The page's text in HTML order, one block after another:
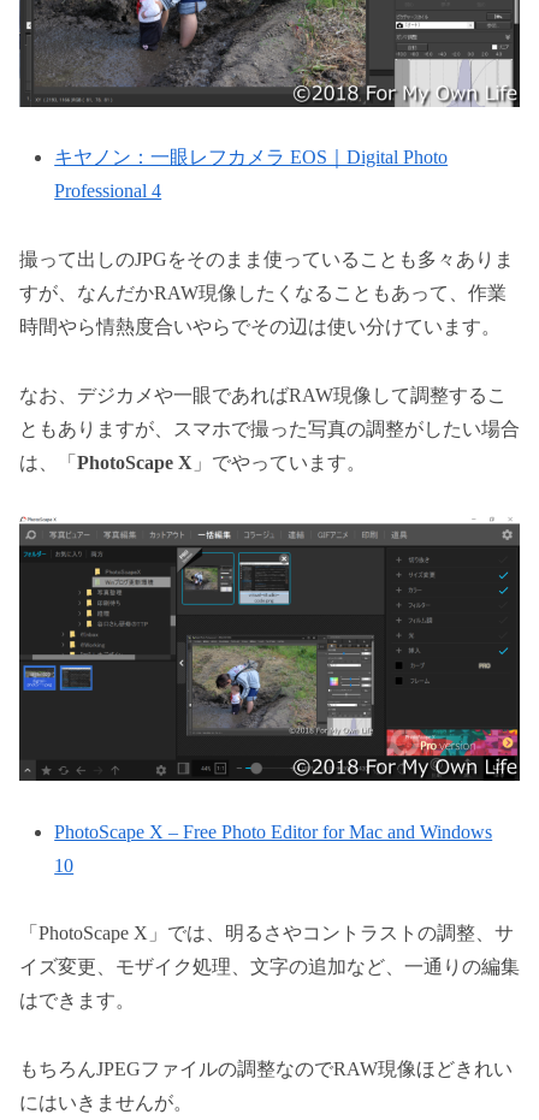
キヤノン：一眼レフカメラ EOS｜Digital Photo
Professional 4
撮って出しのJPGをそのまま使っていることも多々ありま
すが、なんだかRAW現像したくなることもあって、作業
時間やら情熱度合いやらでその辺は使い分けています。
なお、デジカメや一眼であればRAW現像して調整するこ
ともありますが、スマホで撮った写真の調整がしたい場合
は、「 PhotoScape X 」でやっています。
PhotoScape X – Free Photo Editor for Mac and Windows
10
「PhotoScape X」では、明るさやコントラストの調整、サ
イズ変更、モザイク処理、文字の追加など、一通りの編集
はできます。
もちろんJPEGファイルの調整なのでRAW現像ほどきれい
にはいきませんが。